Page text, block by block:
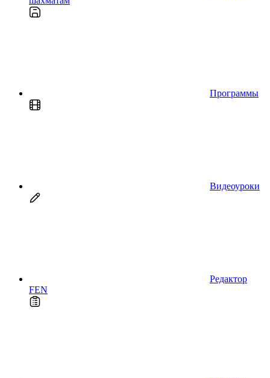
Программы
Видеоуроки
Редактор
FEN